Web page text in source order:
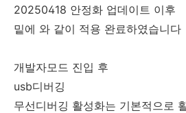
20250418 안정화 업데이트 이후
밑에 와 같이 적용 완료하였습니다
개발자모드 진입 후
usb디버깅
무선디버깅 활성화는 기본적으로